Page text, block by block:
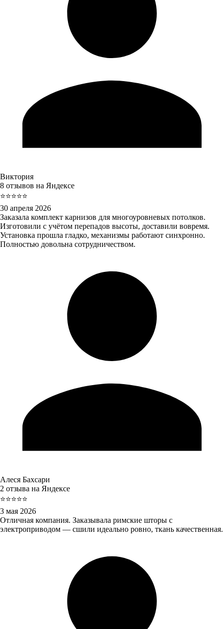
Виктория
8 отзывов на Яндексе
⭐⭐⭐⭐⭐
30 апреля 2026
Заказала комплект карнизов для многоуровневых потолков.
Изготовили с учётом перепадов высоты, доставили вовремя.
Установка прошла гладко, механизмы работают синхронно.
Полностью довольна сотрудничеством.
Алеся Бахсари
2 отзыва на Яндексе
⭐⭐⭐⭐⭐
3 мая 2026
Отличная компания. Заказывала римские шторы с
электроприводом — сшили идеально ровно, ткань качественная.